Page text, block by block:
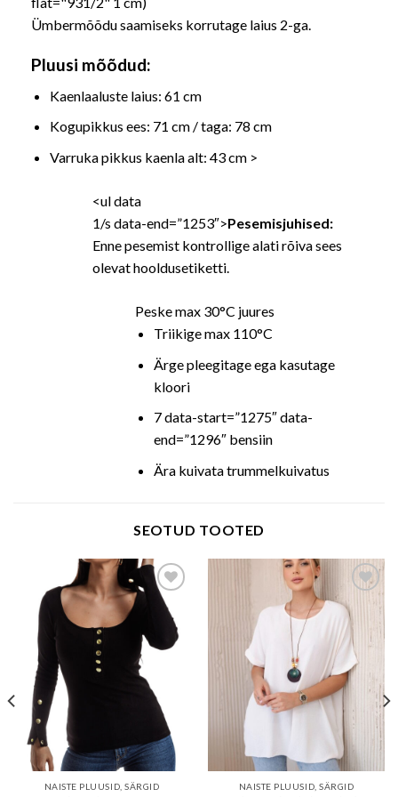
Ümbermõõdu saamiseks korrutage laius 2-ga.
Pluusi mõõdud:
Kaenlaaluste laius: 61 cm
Kogupikkus ees: 71 cm / taga: 78 cm
Varruka pikkus kaenla alt: 43 cm >
<ul data
1/s data-end=”1253″>Pesemisjuhised:
Enne pesemist kontrollige alati rõiva sees
olevat hooldusetiketti.
Peske max 30°C juures
Triikige max 110°C
Ärge pleegitage ega kasutage
kloori
7 data-start=”1275″ data-
end=”1296″ bensiin
Ära kuivata trummelkuivatus
SEOTUD TOOTED
Add to wishlist
NAISTE PLUUSID, SÄRGID
Add to wishlist
NAISTE PLUUSID, SÄRGID